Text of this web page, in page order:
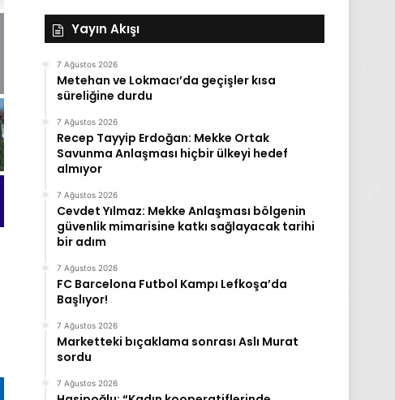
Yayın Akışı
7 Ağustos 2026
Metehan ve Lokmacı’da geçişler kısa
süreliğine durdu
7 Ağustos 2026
Recep Tayyip Erdoğan: Mekke Ortak
Savunma Anlaşması hiçbir ülkeyi hedef
almıyor
7 Ağustos 2026
Cevdet Yılmaz: Mekke Anlaşması bölgenin
güvenlik mimarisine katkı sağlayacak tarihi
bir adım
7 Ağustos 2026
FC Barcelona Futbol Kampı Lefkoşa’da
Başlıyor!
7 Ağustos 2026
Marketteki bıçaklama sonrası Aslı Murat
sordu
7 Ağustos 2026